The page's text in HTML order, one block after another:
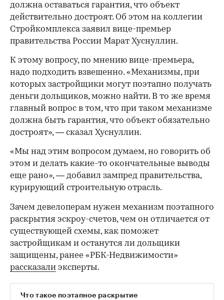
должна оставаться гарантия, что объект
действительно достроят. Об этом на коллегии
Стройкомплекса заявил вице-премьер
правительства России Марат Хуснуллин.
К этому вопросу, по мнению вице-премьера,
надо подходить взвешенно. «Механизмы, при
которых застройщики могут поэтапно получать
деньги дольщиков, можно найти. В то же время
главный вопрос в том, что при таком механизме
должна быть гарантия, что объект обязательно
достроят», — сказал Хуснуллин.
«Мы над этим вопросом думаем, но говорить об
этом и делать какие-то окончательные выводы
еще рано», — добавил зампред правительства,
курирующий строительную отрасль.
Зачем девелоперам нужен механизм поэтапного
раскрытия эскроу-счетов, чем он отличается от
существующей схемы, как поможет
застройщикам и останутся ли дольщики
защищены, ранее «РБК-Недвижимости»
рассказали эксперты.
Что такое поэтапное раскрытие